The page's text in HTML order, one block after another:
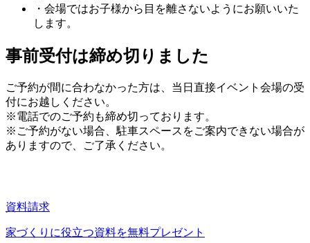
・会場ではお子様から目を離さないようにお願いいた
します。
事前受付は締め切りました
ご予約が間に合わなかった方は、当日直接イベント会場の受
付にお越しください。
※電話でのご予約も締め切っております。
※ご予約がない場合、駐車スペースをご案内できない場合が
ありますので、ご了承ください。
資料請求
家づくりに役立つ資料を無料プレゼント